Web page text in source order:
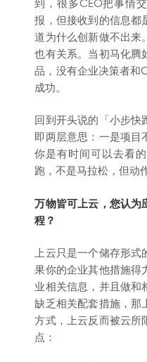
报，但接收到的信息都
道为什么创新做不出来
也有关系。当初马化腾
品，没有企业决策者和
成功。
回到开头说的「小步快
即两层意思：一是项目
你是有时间可以去看
跑，不是马拉松，但动
万物皆可上云，您认为
程？
上云只是一个储存形
果你的企业其他措施得
业相关信息，并且做和
缺乏相关配套措施，那
方式，上云反而被云所
点：